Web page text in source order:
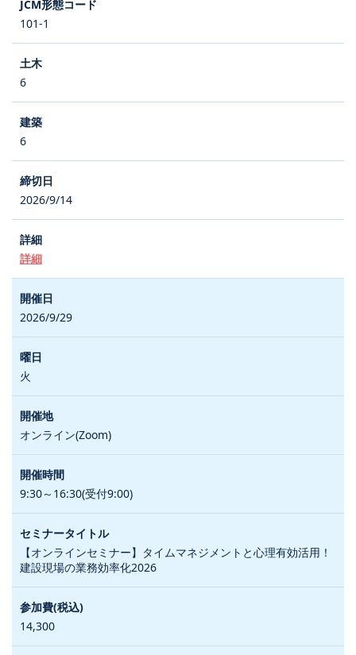
101-1
6
6
2026/9/14
詳細
2026/9/29
火
オンライン(Zoom)
9:30～16:30(受付9:00)
【オンラインセミナー】タイムマネジメントと心理有効活用！
建設現場の業務効率化2026
14,300